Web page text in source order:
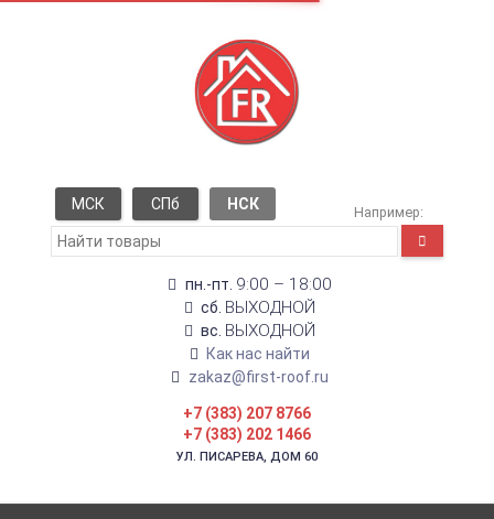
МСК СПб НСК Например:
пн.-пт. 9:00 – 18:00
сб. ВЫХОДНОЙ
вс. ВЫХОДНОЙ
Как нас найти
zakaz@first-roof.ru
+7 (383) 207 8766
+7 (383) 202 1466
УЛ. ПИСАРЕВА, ДОМ 60